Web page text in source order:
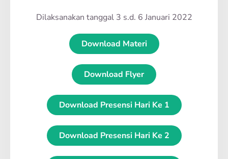
Dilaksanakan tanggal 3 s.d. 6 Januari 2022
Download Materi
Download Flyer
Download Presensi Hari Ke 1
Download Presensi Hari Ke 2